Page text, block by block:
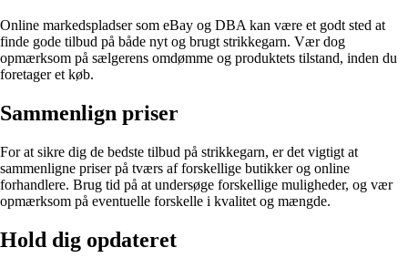
Online markedspladser som eBay og DBA kan være et godt sted at
finde gode tilbud på både nyt og brugt strikkegarn. Vær dog
opmærksom på sælgerens omdømme og produktets tilstand, inden du
foretager et køb.
Sammenlign priser
For at sikre dig de bedste tilbud på strikkegarn, er det vigtigt at
sammenligne priser på tværs af forskellige butikker og online
forhandlere. Brug tid på at undersøge forskellige muligheder, og vær
opmærksom på eventuelle forskelle i kvalitet og mængde.
Hold dig opdateret